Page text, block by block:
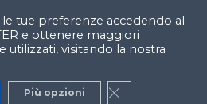
di Milano Dipartimento
tue preferenze accedendo al
e ottenere maggiori
utilizzati, visitando la nostra
Più opzioni Close GDPR